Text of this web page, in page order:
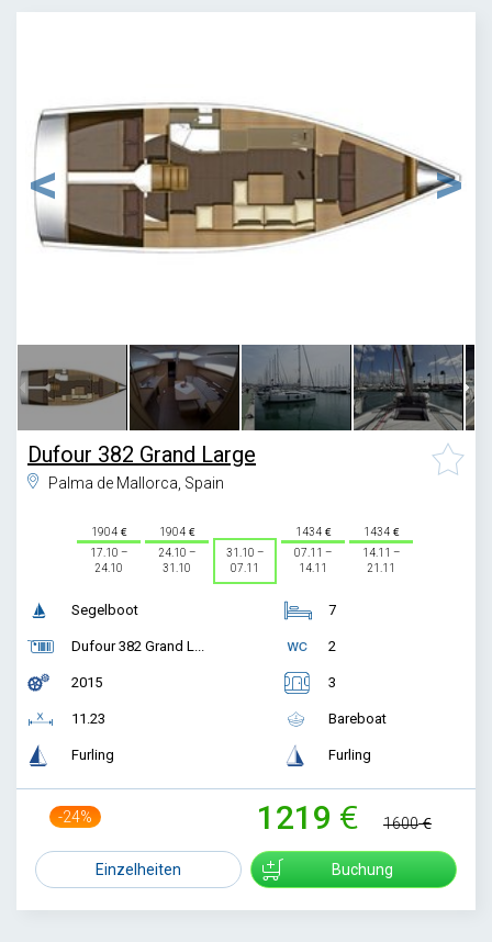
Dufour 382 Grand Large
Palma de Mallorca, Spain
1904
17.10 –
24.10
1904
24.10 –
31.10
31.10 –
07.11
1434
07.11 –
14.11
1434
14.11 –
21.11
Segelboot
Dufour 382 Grand L...
2015
11.23
Furling
7
2
3
Bareboat
Furling
-24% 1219 1600
Einzelheiten Buchung